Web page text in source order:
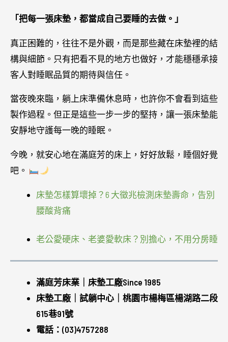
「把每一張床墊，都當成自己要睡的去做。」
真正困難的，往往不是外觀，而是那些藏在床墊裡的結
構與細節。只有把看不見的地方也做好，才能穩穩承接
客人對睡眠品質的期待與信任。
當夜晚來臨，躺上床準備休息時，也許你不會看到這些
製作過程。但正是這些一步一步的堅持，讓一張床墊能
安靜地守護每一晚的睡眠。
今晚，就安心地在滿庭芳的床上，好好放鬆，睡個好覺
吧。
床墊怎樣算壞掉？6 大徵兆檢測床墊壽命，告別
腰酸背痛
老公愛硬床、老婆愛軟床？別擔心，不用分房睡
滿庭芳床業｜床墊工廠Since 1985
床墊工廠｜試躺中心｜桃園市楊梅區楊湖路二段
615巷91號
電話：(03)4757288